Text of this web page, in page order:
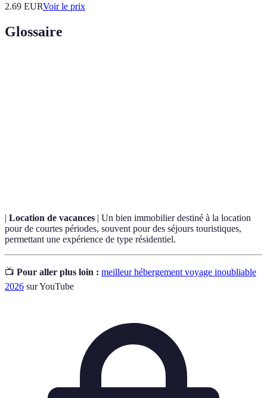
2.69 EURVoir le prix
Glossaire
| Location de vacances | Un bien immobilier destiné à la location
pour de courtes périodes, souvent pour des séjours touristiques,
permettant une expérience de type résidentiel.
📺 Pour aller plus loin : meilleur hébergement voyage inoubliable
2026 sur YouTube